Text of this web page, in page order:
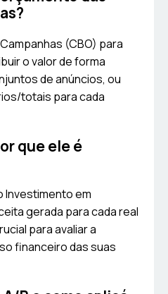
(CBO) para
o valor de forma
de anúncios, ou
totais para cada
que ele é
Investimento em
gerada para cada real
para avaliar a
financeiro das suas